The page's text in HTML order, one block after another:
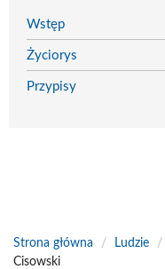
Wstęp
Życiorys
Przypisy
Strona główna / Ludzie /
Cisowski